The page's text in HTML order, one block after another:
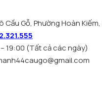
Gỗ, Phường Hoàn Kiếm,
19:00 (Tất cả các ngày)